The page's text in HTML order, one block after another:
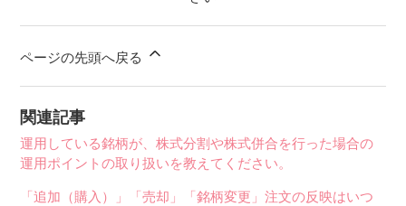
ページの先頭へ戻る
関連記事
運用している銘柄が、株式分割や株式併合を行った場合の
運用ポイントの取り扱いを教えてください。
「追加（購入）」「売却」「銘柄変更」注文の反映はいつ